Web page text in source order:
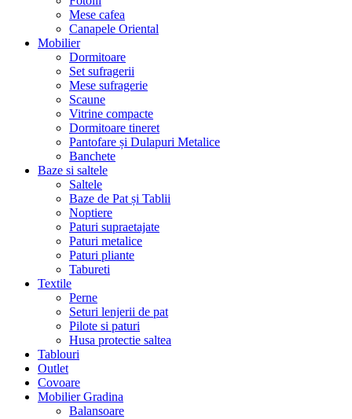
Mese cafea
Canapele Oriental
Mobilier
Dormitoare
Set sufragerii
Mese sufragerie
Scaune
Vitrine compacte
Dormitoare tineret
Pantofare și Dulapuri Metalice
Banchete
Baze si saltele
Saltele
Baze de Pat și Tablii
Noptiere
Paturi supraetajate
Paturi metalice
Paturi pliante
Tabureti
Textile
Perne
Seturi lenjerii de pat
Pilote si paturi
Husa protectie saltea
Tablouri
Outlet
Covoare
Mobilier Gradina
Balansoare